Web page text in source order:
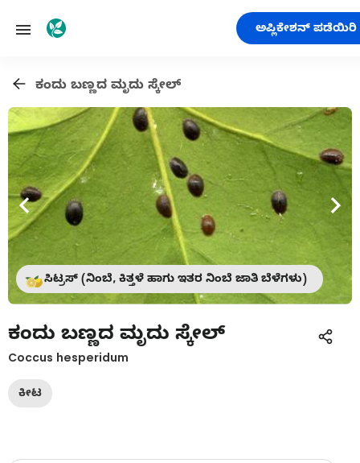
ಅಪ್ಲಿಕೇಶನ್ ಪಡೆಯಿರಿ
ಕಂದು ಬಣ್ಣದ ಮೃದು ಸ್ಕೇಲ್
ಸಿಟ್ರಸ್ (ನಿಂಬೆ, ಕಿತ್ತಳೆ ಹಾಗು ಇತರ ನಿಂಬೆ ಜಾತಿ ಬೆಳೆಗಳು)
ಕಂದು ಬಣ್ಣದ ಮೃದು ಸ್ಕೇಲ್
Coccus hesperidum
ಕೀಟ